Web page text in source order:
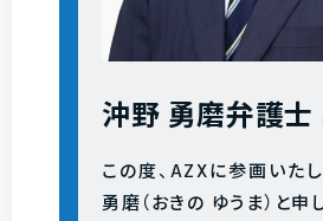
沖野 勇磨弁護士
この度、AZXに参画いた
勇磨（おきの ゆうま）と申